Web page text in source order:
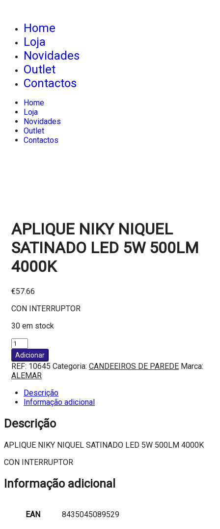
Home
Loja
Novidades
Outlet
Contactos
Home
Loja
Novidades
Outlet
Contactos
APLIQUE NIKY NIQUEL
SATINADO LED 5W 500LM
4000K
€57.66
CON INTERRUPTOR
30 em stock
Adicionar
REF: 10645 Categoria: CANDEEIROS DE PAREDE Marca:
ALEMAR
Descrição
Informação adicional
Descrição
APLIQUE NIKY NIQUEL SATINADO LED 5W 500LM 4000K
CON INTERRUPTOR
Informação adicional
EAN 8435045089529